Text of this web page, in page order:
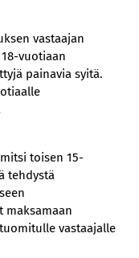
vastaajan
vuotiaan
painavia syitä.
toisen 15-
tehdystä
maksamaan
vastaajalle